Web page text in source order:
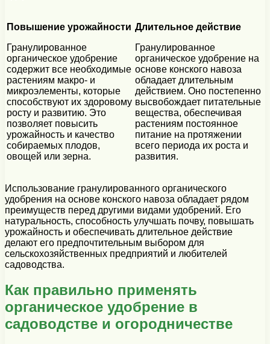
Повышение урожайности
Гранулированное
органическое удобрение
содержит все необходимые
растениям макро- и
микроэлементы, которые
способствуют их здоровому
росту и развитию. Это
позволяет повысить
урожайность и качество
собираемых плодов,
овощей или зерна.
Длительное действие
Гранулированное
органическое удобрение на
основе конского навоза
обладает длительным
действием. Оно постепенно
высвобождает питательные
вещества, обеспечивая
растениям постоянное
питание на протяжении
всего периода их роста и
развития.
Использование гранулированного органического
удобрения на основе конского навоза обладает рядом
преимуществ перед другими видами удобрений. Его
натуральность, способность улучшать почву, повышать
урожайность и обеспечивать длительное действие
делают его предпочтительным выбором для
сельскохозяйственных предприятий и любителей
садоводства.
Как правильно применять
органическое удобрение в
садоводстве и огородничестве